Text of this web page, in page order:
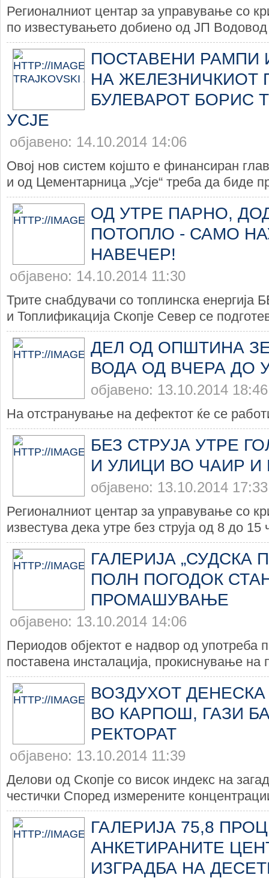
Регионалниот центар за управување со
по известувањето добиено од ЈП
ПОСТАВЕНИ РАМПИ
НА ЖЕЛЕЗНИЧКИОТ
БУЛЕВАРОТ БОРИС
УСЈЕ
објавено: 14.10.2014 14:06
Овој нов систем којшто е финансиран
и од Цементарница „Усје“ треба да биде
ОД УТРЕ ПАРНО,
ПОТОПЛО - САМО
НАВЕЧЕР!
објавено: 14.10.2014 11:30
Трите снабдувачи со топлинска енергија
и Топлификација Скопје Север се
ДЕЛ ОД ОПШТИНА
ВОДА ОД ВЧЕРА ДО
објавено: 13.10.2014 18:46
На отстранување на дефектот ќе се
БЕЗ СТРУЈА УТРЕ
И УЛИЦИ ВО ЧАИР И
објавено: 13.10.2014 17:33
Регионалниот центар за управување со
известува дека утре без струја од 8 до 15
ГАЛЕРИЈА „СУДСКА
ПОЛН ПОГОДОК
ПРОМАШУВАЊЕ
објавено: 13.10.2014 14:06
Периодов објектот е надвор од употреба
поставена инсталација, прокиснување на
ВОЗДУХОТ ДЕНЕСКА
ВО КАРПОШ, ГАЗИ
РЕКТОРАТ
објавено: 13.10.2014 11:39
Делови од Скопје со висок индекс на
честички Според измерените
ГАЛЕРИЈА 75,8
АНКЕТИРАНИТЕ
ИЗГРАДБА НА